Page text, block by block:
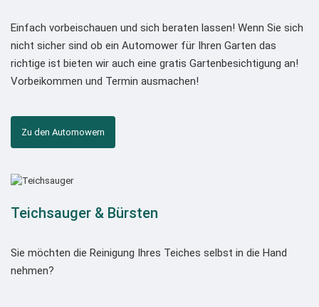
Einfach vorbeischauen und sich beraten lassen! Wenn Sie sich
nicht sicher sind ob ein Automower für Ihren Garten das
richtige ist bieten wir auch eine gratis Gartenbesichtigung an!
Vorbeikommen und Termin ausmachen!
Zu den Automowern
Teichsauger & Bürsten
Sie möchten die Reinigung Ihres Teiches selbst in die Hand
nehmen?